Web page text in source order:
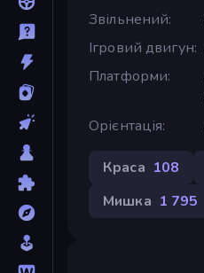
Звільнений
Ігровий двигун
Платформи
Орієнтація
Краса 108
Мишка 1 795